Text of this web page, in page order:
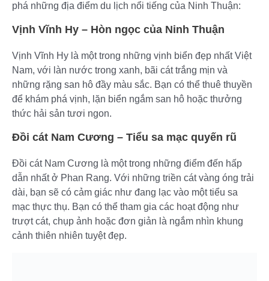
phá những địa điểm du lịch nổi tiếng của Ninh Thuận:
Vịnh Vĩnh Hy – Hòn ngọc của Ninh Thuận
Vịnh Vĩnh Hy là một trong những vịnh biển đẹp nhất Việt
Nam, với làn nước trong xanh, bãi cát trắng mịn và
những rặng san hô đầy màu sắc. Bạn có thể thuê thuyền
để khám phá vịnh, lặn biển ngắm san hô hoặc thưởng
thức hải sản tươi ngon.
Đồi cát Nam Cương – Tiểu sa mạc quyến rũ
Đồi cát Nam Cương là một trong những điểm đến hấp
dẫn nhất ở Phan Rang. Với những triền cát vàng óng trải
dài, bạn sẽ có cảm giác như đang lạc vào một tiểu sa
mạc thực thụ. Bạn có thể tham gia các hoạt động như
trượt cát, chụp ảnh hoặc đơn giản là ngắm nhìn khung
cảnh thiên nhiên tuyệt đẹp.